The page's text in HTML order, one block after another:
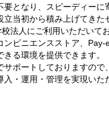
となり、スピーディーに
当初から積み上げてきた
法人にご利用いただいてお
ビニエンスストア、Pay-
る環境を提供できます。
ポートしておりますので
・運用・管理を実現いた